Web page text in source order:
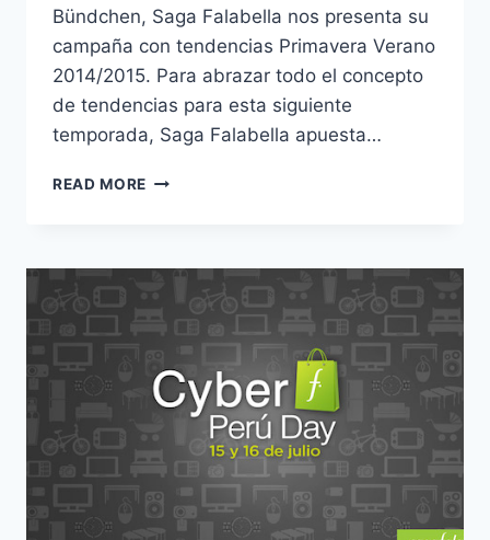
Bündchen, Saga Falabella nos presenta su
campaña con tendencias Primavera Verano
2014/2015. Para abrazar todo el concepto
de tendencias para esta siguiente
temporada, Saga Falabella apuesta…
READ MORE BLUE:
PRIMAVERA
VERANO
214/2015
BÜNDCHEN